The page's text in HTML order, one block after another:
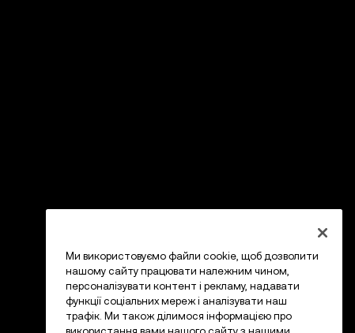
Ми використовуємо файли cookie, щоб дозволити
нашому сайту працювати належним чином,
персоналізувати контент і рекламу, надавати
функції соціальних мереж і аналізувати наш
трафік. Ми також ділимося інформацією про